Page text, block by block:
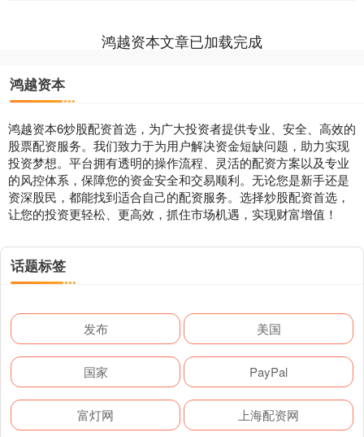
鸿越资本文章已加载完成
鸿越资本
鸿越资本6炒股配资首选，为广大投资者提供专业、安全、高效的
股票配资服务。我们致力于为用户解决资金短缺问题，助力实现
投资梦想。平台拥有透明的操作流程、灵活的配资方案以及专业
的风控体系，保障您的资金安全和交易顺利。无论您是新手还是
资深股民，都能找到适合自己的配资服务。选择炒股配资首选，
让您的投资更轻松、更高效，抓住市场机遇，实现财富增值！
话题标签
发布 美国
国家 PayPal
富灯网 上海配资网